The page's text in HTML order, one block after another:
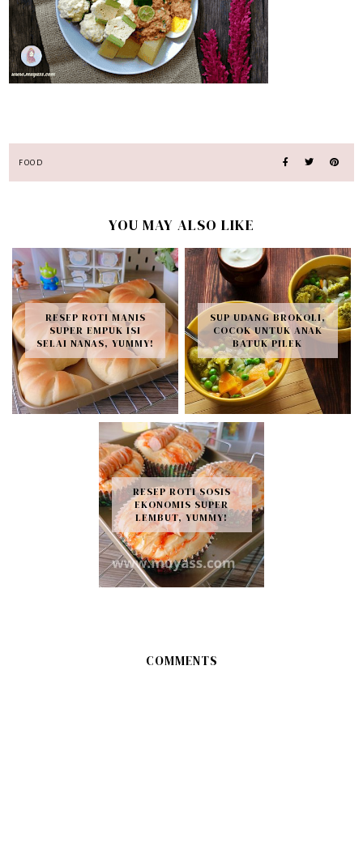
FOOD
YOU MAY ALSO LIKE
RESEP ROTI MANIS
SUPER EMPUK ISI
SELAI NANAS, YUMMY!
SUP UDANG BROKOLI,
COCOK UNTUK ANAK
BATUK PILEK
RESEP ROTI SOSIS
EKONOMIS SUPER
LEMBUT, YUMMY!
COMMENTS